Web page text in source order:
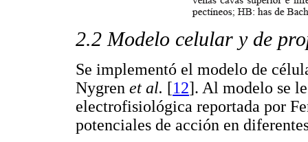
2.2 Modelo celular y de
Se implementó el modelo de
Nygren et al. [12]. Al modelo se
electrofisiológica reportada por
potenciales de acción en